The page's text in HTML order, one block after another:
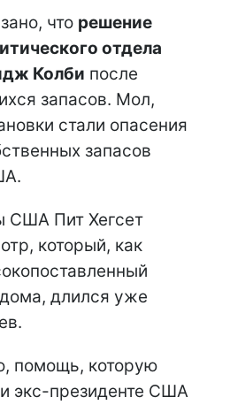
что решение
отдела
Колби после
запасов. Мол,
стали опасения
запасов
США Пит Хегсет
который, как
длился уже
помощь, которую
экс-президенте США